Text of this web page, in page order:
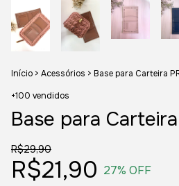
Início > Acessórios > Base para Carteira
+100 vendidos
Base para
R$29,90
R$21,90 27% OFF